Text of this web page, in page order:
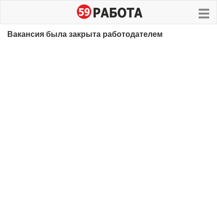
Вакансия была закрыта работодателем